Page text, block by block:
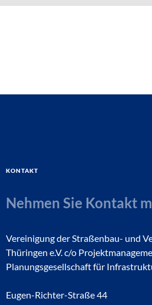
Kontakt
Nehmen Sie Kontakt
Vereinigung der Straßenbau- und
Thüringen e.V. c/o
Planungsgesellschaft für
Eugen-Richter-Straße 44